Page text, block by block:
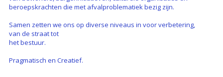
beroepskrachten die met afvalproblematiek bezig zijn.
Samen zetten we ons op diverse niveaus in voor verbetering,
van de straat tot
het bestuur.
Pragmatisch en Creatief.